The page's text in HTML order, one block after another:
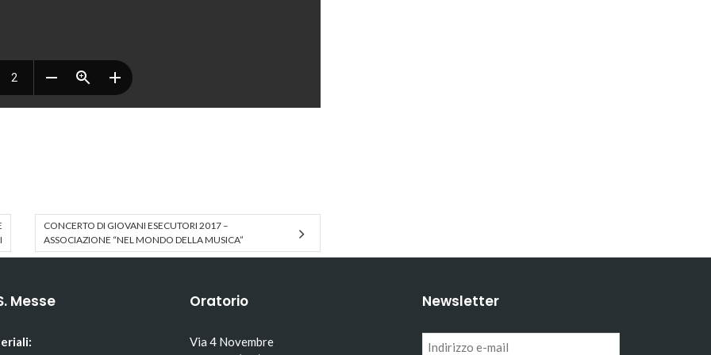
CONCERTO DI GIOVANI ESECUTORI 2017 –
ASSOCIAZIONE “NEL MONDO DELLA MUSICA”
Messe Oratorio
Via 4 Novembre
Newsletter
Indirizzo